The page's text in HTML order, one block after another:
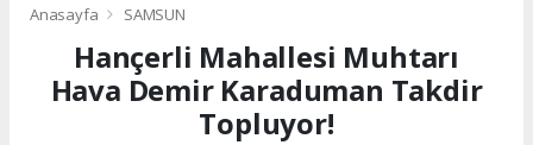
Anasayfa SAMSUN
Hançerli Mahallesi Muhtarı
Hava Demir Karaduman Takdir
Topluyor!